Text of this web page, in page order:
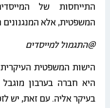
התייחסות של
המשפטית, אלא המנגנונים
@התגמול למייסדים
הישות המשפטית
היא חברה בערבון
בעיקר אליה. עם זאת, יש